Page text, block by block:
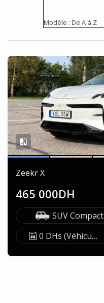
Modèle : De A à Z
Zeekr X
465 000DH
SUV Compact
0 DHs (Véhicule exonéré)